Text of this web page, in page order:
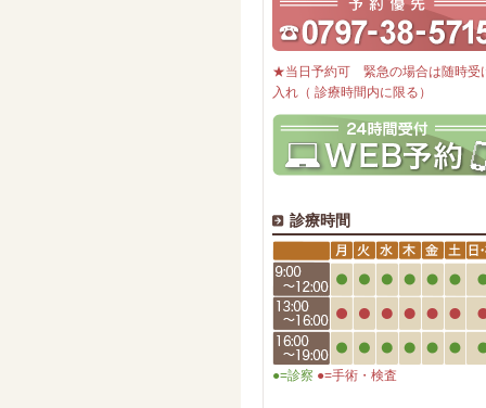
★当日予約可 緊急の場合は随時受
入れ（ 診療時間内に限る）
診療時間
●=診察 ●=手術・検査